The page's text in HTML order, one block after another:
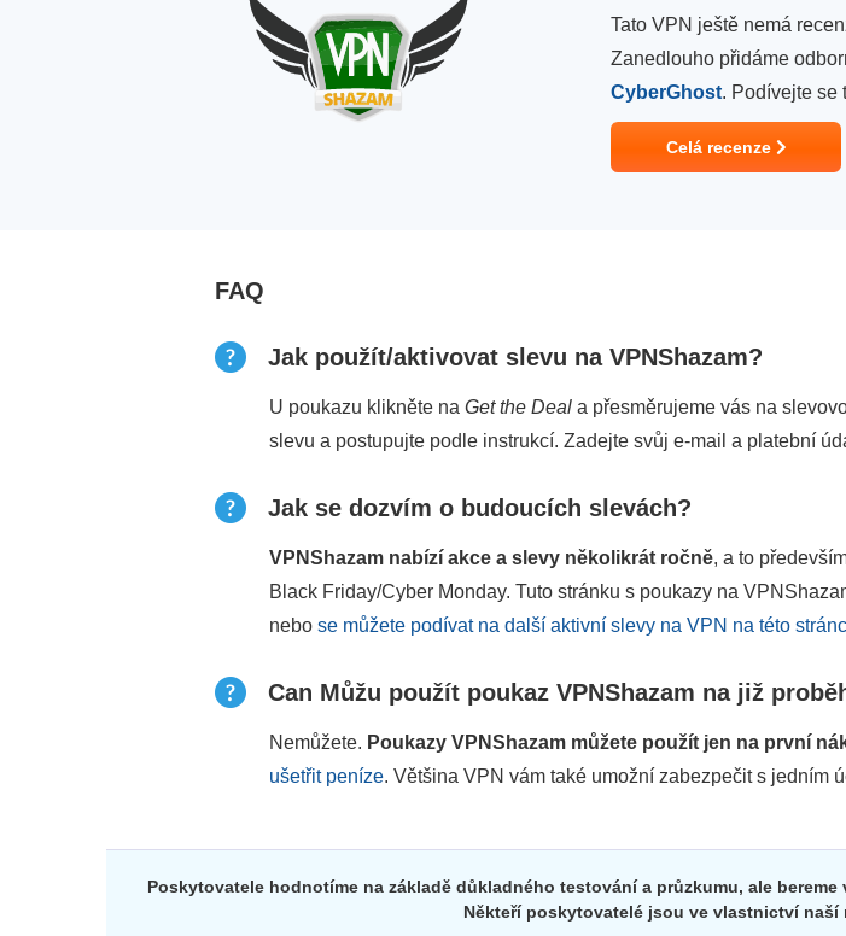
Tato VPN ještě nemá
Zanedlouho přidáme
CyberGhost. Podívejte se
Celá recenze
FAQ
Jak použít/aktivovat slevu na VPNShazam?
U poukazu klikněte na Get the Deal a přesměrujeme vás na
slevu a postupujte podle instrukcí. Zadejte svůj e-mail a platební
Jak se dozvím o budoucích slevách?
VPNShazam nabízí akce a slevy několikrát ročně, a to
Black Friday/Cyber Monday. Tuto stránku s poukazy na
nebo se můžete podívat na další aktivní slevy na VPN na této
Can Můžu použít poukaz VPNShazam na již
Nemůžete. Poukazy VPNShazam můžete použít jen na první
ušetřit peníze. Většina VPN vám také umožní zabezpečit s jedním
Poskytovatele hodnotíme na základě důkladného testování a průzkumu, ale
Někteří poskytovatelé jsou ve vlastnictví naší